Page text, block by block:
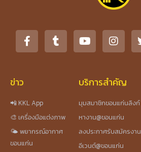
ข่าว
📲 KKL App
🎨 เครื่องมือแต่งภาพ
🌤️ พยากรณ์อากาศ
ขอนแก่น
บริการสำคัญ
มุมสมาชิกขอนแก่นลิงก์
หางาน@ขอนแก่น
ลงประกาศรับสมัครงาน
อีเวนต์@ขอนแก่น